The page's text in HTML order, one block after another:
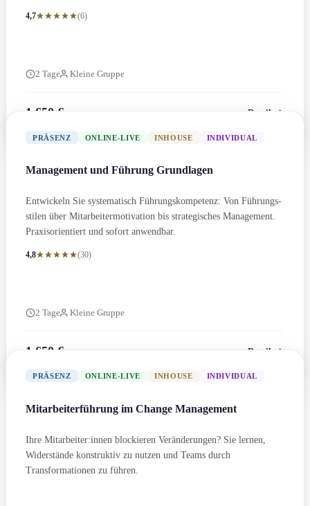
4,7 (6)
2 Tage Kleine Gruppe
1.650 € Details
PRÄSENZ ONLINE-LIVE INHOUSE INDIVIDUAL
Management und Führung Grundlagen
Entwickeln Sie systematisch Führungs­kompetenz: Von Führungs­
stilen über Mitarbeitermotivation bis strategisches Management.
Praxisorientiert und sofort anwendbar.
4,8 (30)
2 Tage Kleine Gruppe
1.650 € Details
PRÄSENZ ONLINE-LIVE INHOUSE INDIVIDUAL
Mitarbeiter­führung im Change Management
Ihre Mitarbeiter:innen blockieren Veränderung­en? Sie lernen,
Widerstände konstruktiv zu nutzen und Teams durch
Transformation­en zu führen.